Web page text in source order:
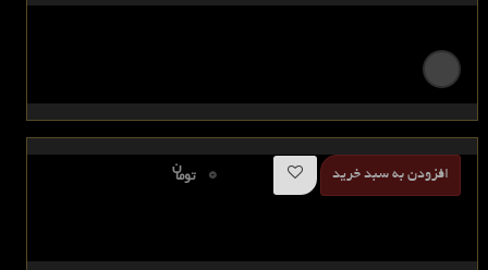
افزودن به سبد خرید توما
ن 0